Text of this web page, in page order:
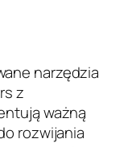
narzędzia
z
ważną
rozwijania